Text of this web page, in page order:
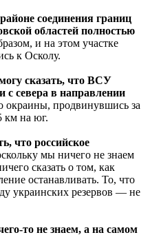
соединения границ
областей полностью
и на этом участке
к Осколу.
сказать, что ВСУ
с севера в направлении
окраины, продвинувшись за
км на юг.
что российское
мы ничего не знаем
сказать о том, как
останавливать. То, что
украинских резервов — не
то не знаем, а на самом